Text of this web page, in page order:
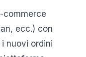
commerce
ecc.) con
nuovi ordini